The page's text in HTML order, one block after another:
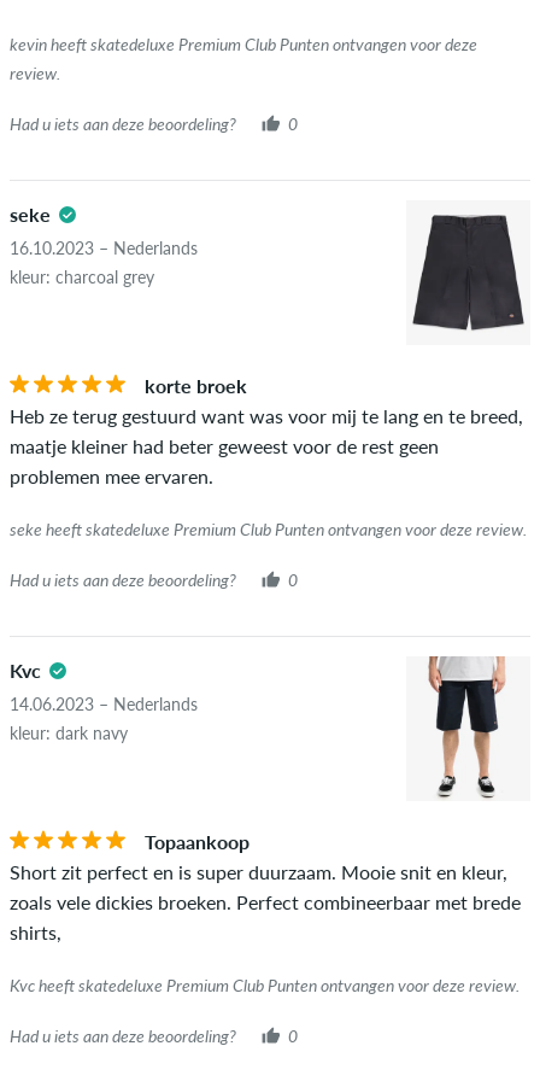
item echt bezit of heeft gehad.
kevin heeft skatedeluxe Premium Club Punten ontvangen voor deze
review.
Had u iets aan deze beoordeling? 0
seke
16.10.2023 – Nederlands
kleur: charcoal grey
korte broek
Heb ze terug gestuurd want was voor mij te lang en te breed,
maatje kleiner had beter geweest voor de rest geen
problemen mee ervaren.
seke heeft skatedeluxe Premium Club Punten ontvangen voor deze review.
Had u iets aan deze beoordeling? 0
Kvc
14.06.2023 – Nederlands
kleur: dark navy
Topaankoop
Short zit perfect en is super duurzaam. Mooie snit en kleur,
zoals vele dickies broeken. Perfect combineerbaar met brede
shirts,
Kvc heeft skatedeluxe Premium Club Punten ontvangen voor deze review.
Had u iets aan deze beoordeling? 0